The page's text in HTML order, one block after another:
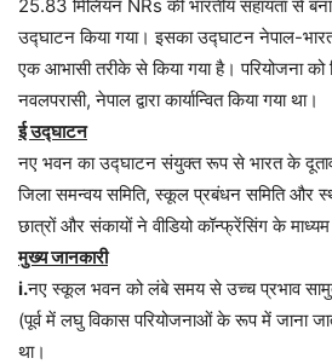
25.83 मिलियन NRs की भारतीय सहायता से
उद्घाटन किया गया। इसका उद्घाटन नेपाल-
एक आभासी तरीके से किया गया है। परियोजना
नवलपरासी, नेपाल द्वारा कार्यान्वित किया गया था।
ई उद्घाटन
नए भवन का उद्घाटन संयुक्त रूप से भारत के
जिला समन्वय समिति, स्कूल प्रबंधन समिति और
छात्रों और संकायों ने वीडियो कॉन्फ्रेंसिंग के
मुख्य जानकारी
i.नए स्कूल भवन को लंबे समय से उच्च प्रभाव
(पूर्व में लघु विकास परियोजनाओं के रूप में जाना
था।